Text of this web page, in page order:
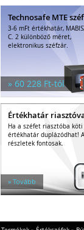
Technosafe MTE széf
3-6 mFt értékhatár,
C. 2 különböző méret,
elektronikus széfzár.
» 60 228 Ft-tól
Értékhatár
Ha a széfet riasztóba köti
értékhatár duplázódhat! A
részletek fontosak.
» Tovább